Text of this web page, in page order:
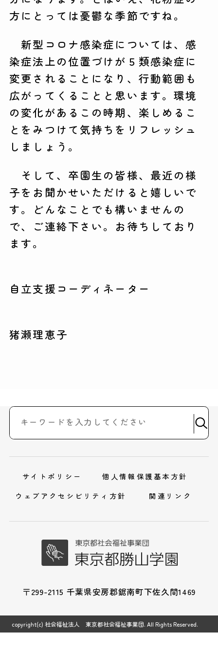
方にとっては憂鬱な季節ですね。
新型コロナ感染症については、感
染症法上の位置づけが５類感染症に
変更されることになり、行動範囲も
広がってくることと思います。環境
の変化があるこの時期、楽しめるこ
とをみつけて気持ちをリフレッシュ
しましょう。
そして、卒園生の皆様、最近の様
子をお聞かせいただけると嬉しいで
す。どんなことでも構いませんの
で、ご連絡下さい。お待ちしており
ます。
自立支援コーディネーター
猪瀬理恵子
サイトポリシー
個人情報保護基本方針
ウェブアクセシビリティ方針
関連リンク
〒299-2115 千葉県安房郡鋸南町下佐久間1469
copyright(c) 社会福祉法人 東京都社会福祉事業団. All Rights Reserved.